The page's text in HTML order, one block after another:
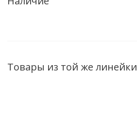
Товары из той же линейки